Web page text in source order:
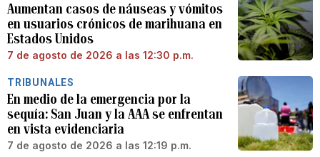
Aumentan casos de náuseas y vómitos
en usuarios crónicos de marihuana en
Estados Unidos
7 de agosto de 2026 a las 12:30 p.m.
TRIBUNALES
En medio de la emergencia por la
sequía: San Juan y la AAA se enfrentan
en vista evidenciaria
7 de agosto de 2026 a las 12:19 p.m.